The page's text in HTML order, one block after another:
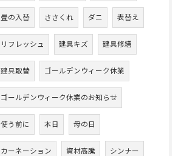
畳の入替 ささくれ ダニ 表替え
リフレッシュ 建具キズ 建具修繕
建具取替 ゴールデンウィーク休業
ゴールデンウィーク休業のお知らせ
使う前に 本日 母の日
カーネーション 資材高騰 シンナー